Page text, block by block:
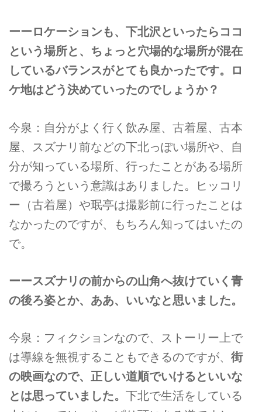
ーーロケーションも、下北沢といったらココ
という場所と、ちょっと穴場的な場所が混在
しているバランスがとても良かったです。ロ
ケ地はどう決めていったのでしょうか？
今泉：自分がよく行く飲み屋、古着屋、古本
屋、スズナリ前などの下北っぽい場所や、自
分が知っている場所、行ったことがある場所
で撮ろうという意識はありました。ヒッコリ
ー（古着屋）や珉亭は撮影前に行ったことは
なかったのですが、もちろん知ってはいたの
で。
ーースズナリの前からの山角へ抜けていく青
の後ろ姿とか、ああ、いいなと思いました。
今泉：フィクションなので、ストーリー上で
は導線を無視することもできるのですが、 街
の映画なので、正しい道順でいけるといいな
とは思っていました。 下北で生活をしている